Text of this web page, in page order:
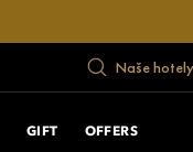
Naše
GIFT OFFERS